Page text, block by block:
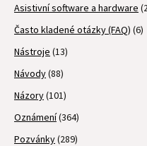
Asistivní software a hardware
Často kladené otázky (FAQ) (6)
Nástroje (13)
Návody(88)
Názory(101)
Oznámení(364)
Pozvánky(289)